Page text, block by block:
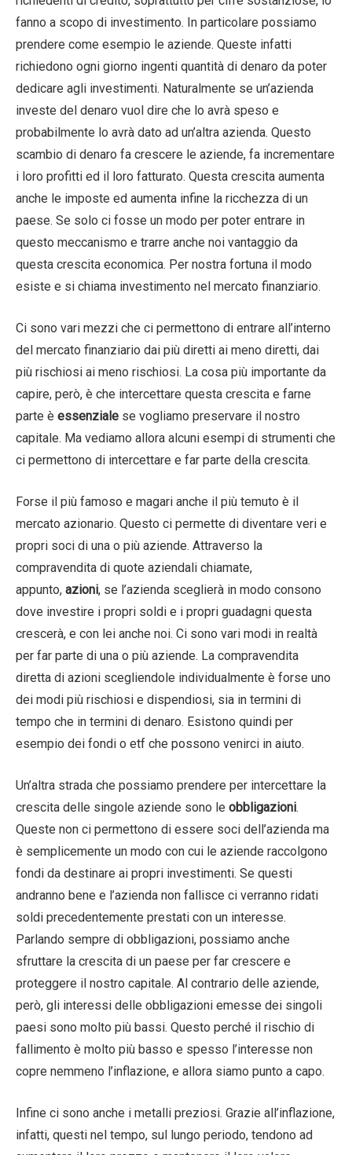
fanno a scopo di investimento. In particolare possiamo
prendere come esempio le aziende. Queste infatti
richiedono ogni giorno ingenti quantità di denaro da poter
dedicare agli investimenti. Naturalmente se un’azienda
investe del denaro vuol dire che lo avrà speso e
probabilmente lo avrà dato ad un’altra azienda. Questo
scambio di denaro fa crescere le aziende, fa incrementare
i loro profitti ed il loro fatturato. Questa crescita aumenta
anche le imposte ed aumenta infine la ricchezza di un
paese. Se solo ci fosse un modo per poter entrare in
questo meccanismo e trarre anche noi vantaggio da
questa crescita economica. Per nostra fortuna il modo
esiste e si chiama investimento nel mercato finanziario.
Ci sono vari mezzi che ci permettono di entrare all’interno
del mercato finanziario dai più diretti ai meno diretti, dai
più rischiosi ai meno rischiosi. La cosa più importante da
capire, però, è che intercettare questa crescita e farne
parte è essenziale se vogliamo preservare il nostro
capitale. Ma vediamo allora alcuni esempi di strumenti che
ci permettono di intercettare e far parte della crescita.
Forse il più famoso e magari anche il più temuto è il
mercato azionario. Questo ci permette di diventare veri e
propri soci di una o più aziende. Attraverso la
compravendita di quote aziendali chiamate,
appunto, azioni, se l’azienda sceglierà in modo consono
dove investire i propri soldi e i propri guadagni questa
crescerà, e con lei anche noi. Ci sono vari modi in realtà
per far parte di una o più aziende. La compravendita
diretta di azioni scegliendole individualmente è forse uno
dei modi più rischiosi e dispendiosi, sia in termini di
tempo che in termini di denaro. Esistono quindi per
esempio dei fondi o etf che possono venirci in aiuto.
Un’altra strada che possiamo prendere per intercettare la
crescita delle singole aziende sono le obbligazioni.
Queste non ci permettono di essere soci dell’azienda ma
è semplicemente un modo con cui le aziende raccolgono
fondi da destinare ai propri investimenti. Se questi
andranno bene e l’azienda non fallisce ci verranno ridati
soldi precedentemente prestati con un interesse.
Parlando sempre di obbligazioni, possiamo anche
sfruttare la crescita di un paese per far crescere e
proteggere il nostro capitale. Al contrario delle aziende,
però, gli interessi delle obbligazioni emesse dei singoli
paesi sono molto più bassi. Questo perché il rischio di
fallimento è molto più basso e spesso l’interesse non
copre nemmeno l’inflazione, e allora siamo punto a capo.
Infine ci sono anche i metalli preziosi. Grazie all’inflazione,
infatti, questi nel tempo, sul lungo periodo, tendono ad